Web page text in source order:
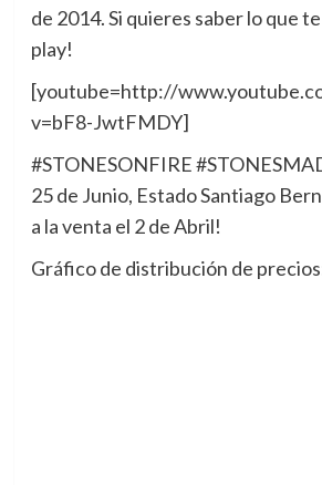
de 2014. Si quieres saber lo que
play!
[youtube=http://
v=bF8-JwtFMDY]
#STONESONFIRE
25 de Junio, Estado Santiago
a la venta el 2 de Abril!
Gráfico de distribución de